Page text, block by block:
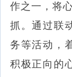
作之一，将
抓。通过联
务等活动，
积极正向的